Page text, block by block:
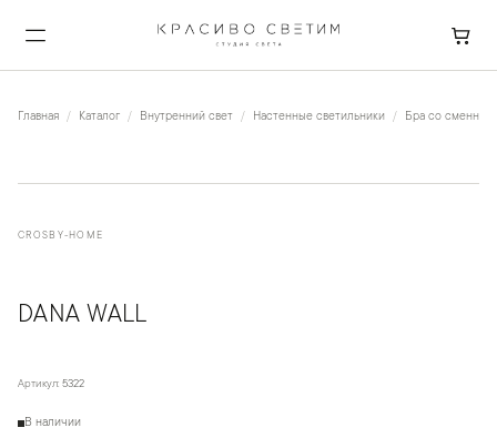
Главная Каталог Внутренний свет Настенные светильники Бра со сменной
CROSBY-HOME
DANA WALL
Артикул: 5322
В наличии